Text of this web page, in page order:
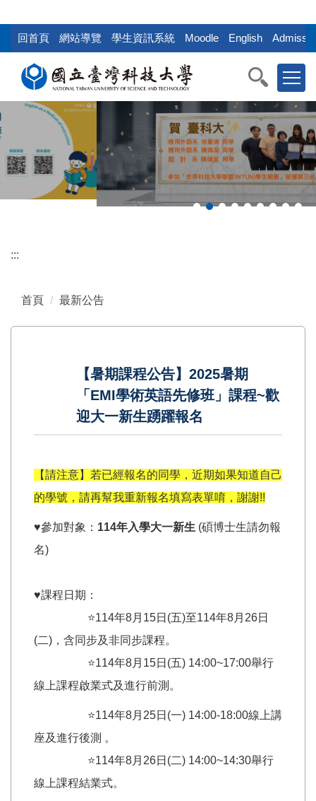
到
回首頁 網站導覽 學生資訊系統 Moodle English
:::
首頁 最新公告
【暑期課程公告】2025暑期
「EMI學術英語先修班」課程~歡
迎大一新生踴躍報名
【請注意】若已經報名的同學，近期如果知道自己
的學號，請再幫我重新報名填寫表單唷，謝謝!!
♥️參加對象： 114年入學大一新生 (碩博士生請勿報
名)
♥️課程日期：
⭐114年8月15日(五)至114年8月26日
(二)，含同步及非同步課程。
⭐114年8月15日(五) 14:00~17:00舉行
線上課程啟業式及進行前測。
⭐114年8月25日(一) 14:00-18:00線上講
座及進行後測 。
⭐114年8月26日(二) 14:00~14:30舉行
線上課程結業式。